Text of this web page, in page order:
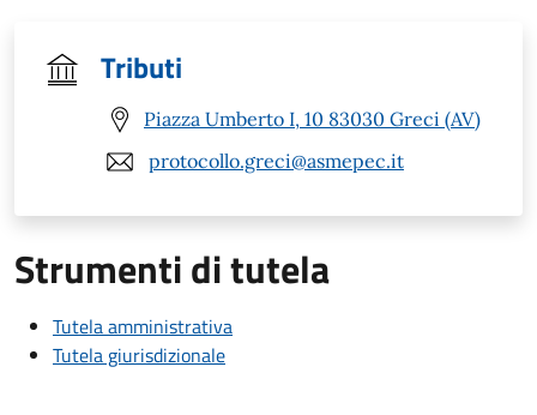
Tributi
Piazza Umberto I, 10 83030 Greci (AV)
protocollo.greci@asmepec.it
Strumenti di tutela
Tutela amministrativa
Tutela giurisdizionale